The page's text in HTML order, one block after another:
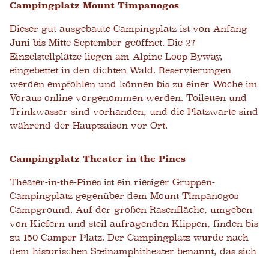
Campingplatz Mount Timpanogos
Dieser gut ausgebaute Campingplatz ist von Anfang
Juni bis Mitte September geöffnet. Die 27
Einzelstellplätze liegen am Alpine Loop Byway,
eingebettet in den dichten Wald. Reservierungen
werden empfohlen und können bis zu einer Woche im
Voraus online vorgenommen werden. Toiletten und
Trinkwasser sind vorhanden, und die Platzwarte sind
während der Hauptsaison vor Ort.
Campingplatz Theater-in-the-Pines
Theater-in-the-Pines ist ein riesiger Gruppen-
Campingplatz gegenüber dem Mount Timpanogos
Campground. Auf der großen Rasenfläche, umgeben
von Kiefern und steil aufragenden Klippen, finden bis
zu 150 Camper Platz. Der Campingplatz wurde nach
dem historischen Steinamphitheater benannt, das sich